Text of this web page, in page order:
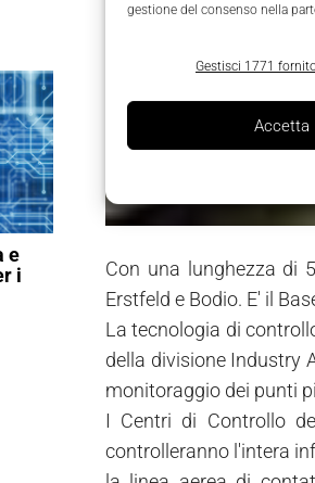
gestione del consenso nella
Gestisci 1771
Accetta
e
i
Con una lunghezza di
Erstfeld e Bodio. E' il
La tecnologia di
della divisione Industry
monitoraggio dei punti
I Centri di Controllo
controlleranno l'intera